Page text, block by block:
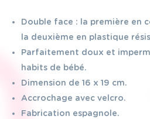
Double face : la première en
la deuxième en plastique
Parfaitement doux et
habits de bébé.
Dimension de 16 x 19 cm.
Accrochage avec velcro.
Fabrication espagnole.